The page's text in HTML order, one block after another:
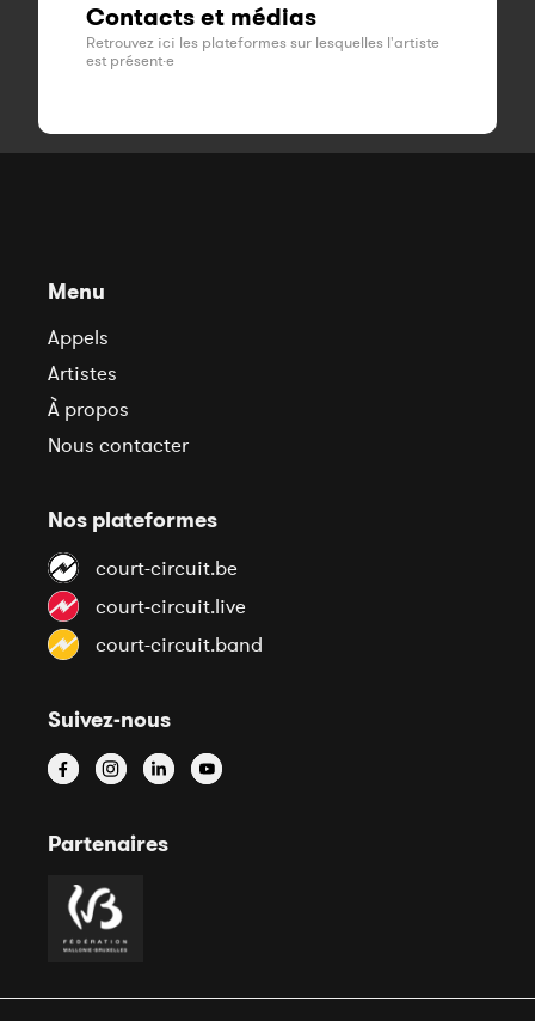
Contacts et médias
Retrouvez ici les plateformes sur lesquelles l'artiste
est présent·e
Menu
Appels
Artistes
À propos
Nous contacter
Nos plateformes
court-circuit.be
court-circuit.live
court-circuit.band
Suivez-nous
Partenaires